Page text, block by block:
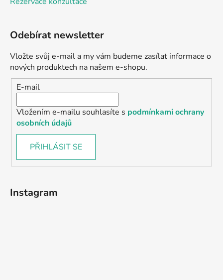
Odebírat newsletter
Vložte svůj e-mail a my vám budeme zasílat informace o
nových produktech na našem e-shopu.
E-mail
Vložením e-mailu souhlasíte s podmínkami ochrany
osobních údajů
PŘIHLÁSIT SE
Instagram